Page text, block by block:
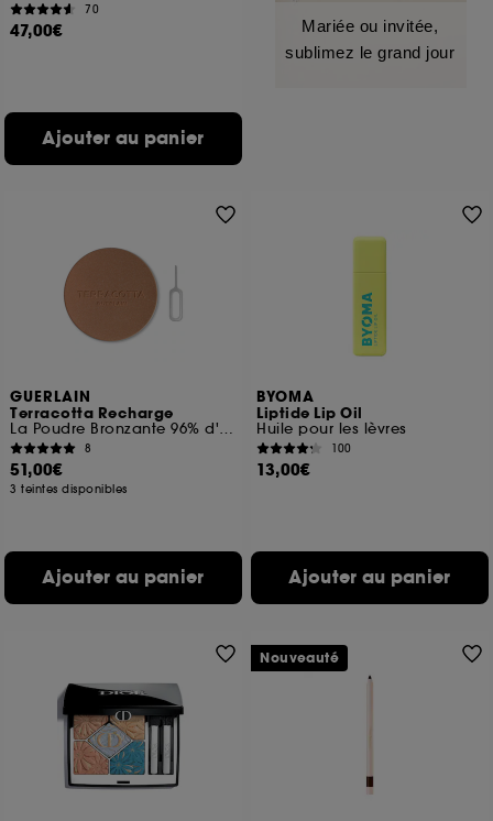
70
47,00€
Ajouter au panier
Mariée ou invitée,
sublimez le grand jour
GUERLAIN
Terracotta Recharge
La Poudre Bronzante 96% d'ingrédients d'origine naturelle
8
51,00€
3 teintes disponibles
Ajouter au panier
BYOMA
Liptide Lip Oil
Huile pour les lèvres
100
13,00€
Ajouter au panier
Nouveauté